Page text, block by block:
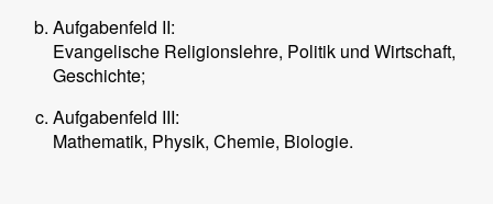
Aufgabenfeld II:
Evangelische Religionslehre, Politik und Wirtschaft,
Geschichte;
Aufgabenfeld III:
Mathematik, Physik, Chemie, Biologie.